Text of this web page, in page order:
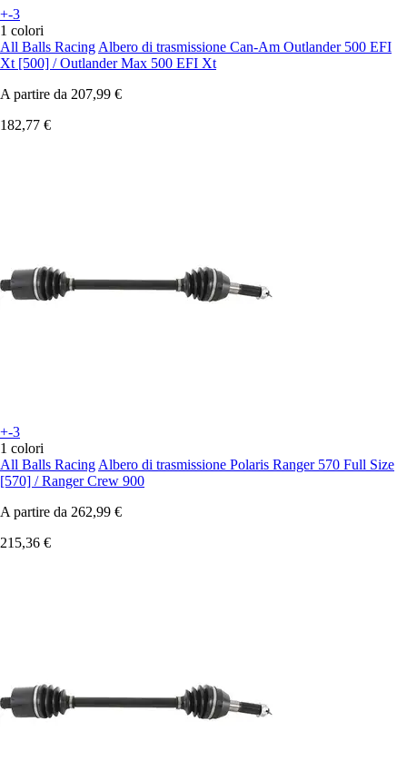
+-3
1 colori
All Balls Racing Albero di trasmissione Can-Am Outlander 500 EFI
Xt [500] / Outlander Max 500 EFI Xt
A partire da 207,99 €
182,77 €
+-3
1 colori
All Balls Racing Albero di trasmissione Polaris Ranger 570 Full Size
[570] / Ranger Crew 900
A partire da 262,99 €
215,36 €